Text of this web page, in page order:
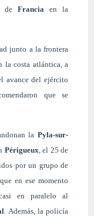
de Francia en la
junto a la frontera
la costa atlántica, a
avance del ejército
que se
la Pyla-sur-
Périgueux , el 25 de
por un grupo de
en ese momento
en paralelo al
. Además, la policía